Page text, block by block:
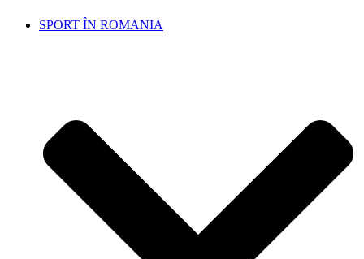
SPORT ÎN ROMANIA